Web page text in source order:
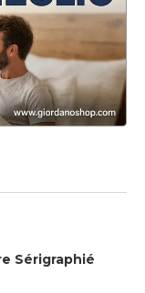
Sérigraphié